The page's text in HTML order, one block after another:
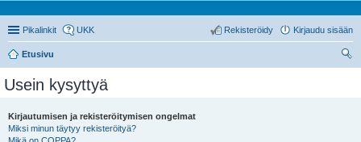
Pikalinkit UKK Kirjaudu sisään
Rekisteröidy
Etusivu
Usein kysyttyä
Kirjautumisen ja rekisteröitymisen ongelmat
Miksi minun täytyy rekisteröityä?